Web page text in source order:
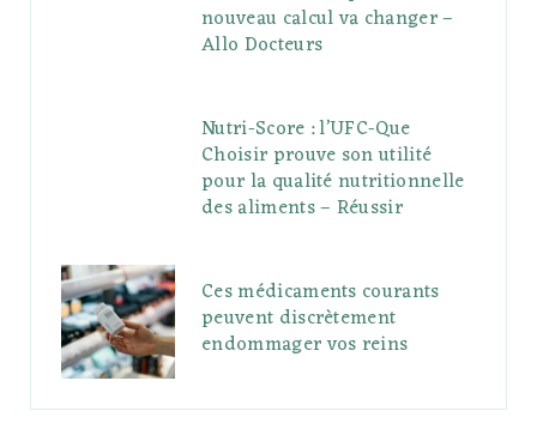
nouveau calcul va changer –
Allo Docteurs
Nutri-Score : l’UFC-Que
Choisir prouve son utilité
pour la qualité nutritionnelle
des aliments – Réussir
Ces médicaments courants
peuvent discrètement
endommager vos reins